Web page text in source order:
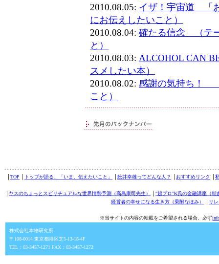
2010.08.05: イザ！宇宙道 「
にお伝えしたいこと）
2010.08.04: 確たる信念 （テ
と）
2010.08.03: ALCOHOL CAN
スメしたい本）
2010.08.02: 感謝の気持ち！
こと）
TOP トップが語る、「いま、伝えたいこと」 舩井幸雄ってどんな人？ おすすめリンク
ヤスのちょっとスピリチュアルな世界情勢予測（高島康司先生）
“超プロ”K氏の金融講座（朝
経営者の幸せになる生き方（乗附なほみ）
リ
※当サイトの内容の転載をご希望される場合、必ず
株式会社本物研究所
〒108-0014 東京都港区芝5-13-18-4F
TEL：03-3457-1271 FAX：03-3457-1272